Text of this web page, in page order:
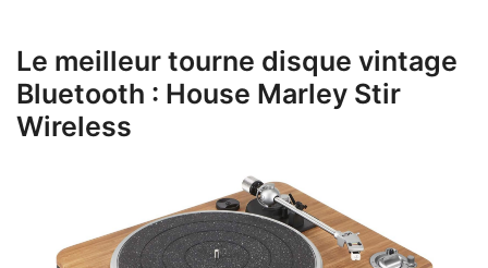
Le meilleur tourne disque vintage
Bluetooth : House Marley Stir
Wireless